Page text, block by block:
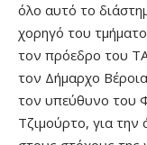
όλο αυτό το
χορηγό του
τον πρόεδρο του
τον Δήμαρχο
τον υπεύθυνο του
Τζιμούρτο, για